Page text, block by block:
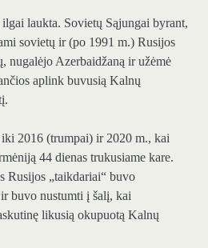
laukta. Sovietų Sąjungai byrant,
sovietų ir (po 1991 m.) Rusijos
nugalėjo Azerbaidžaną ir užėmė
aplink buvusią Kalnų
2016 (trumpai) ir 2020 m., kai
44 dienas trukusiame kare.
Rusijos „taikdariai“ buvo
buvo nustumti į šalį, kai
likusią okupuotą Kalnų